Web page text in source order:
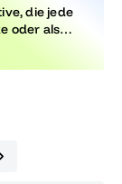
die jede
oder als
perfekt für